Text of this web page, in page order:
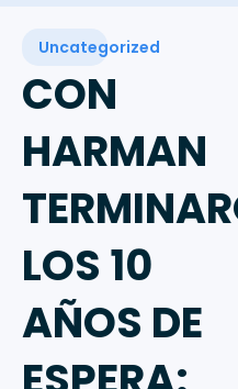
Uncategorized
CON
HARMAN
LOS 10
AÑOS DE